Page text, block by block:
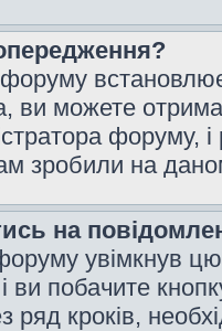
ви можете
форуму,
зробили на
на
увімкнув
ви побачите
ряд кроків,